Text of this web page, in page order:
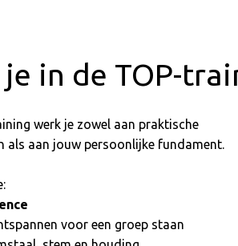
in de TOP-
werk je zowel aan praktische
als aan jouw persoonlijke fundament.
voor een groep staan